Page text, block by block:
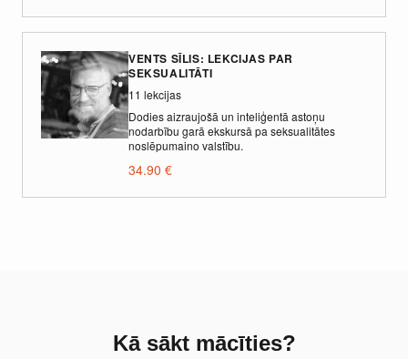
VENTS SĪLIS: LEKCIJAS PAR
SEKSUALITĀTI
11 lekcijas
Dodies aizraujošā un inteliģentā astoņu
nodarbību garā ekskursā pa seksualitātes
noslēpumaino valstību.
34.90 €
Kā sākt mācīties?